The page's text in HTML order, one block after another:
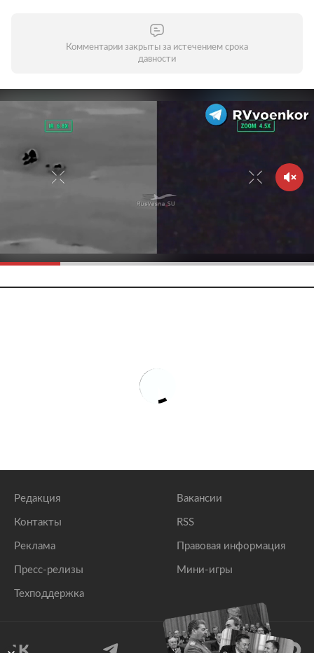
Комментарии закрыты за истечением срока
давности
Редакция
Контакты
Реклама
Пресс-релизы
Техподдержка
Вакансии
RSS
Правовая информация
Мини-игры